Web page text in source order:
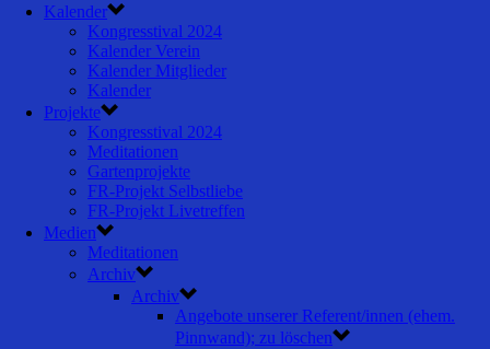
Kalender
Kongresstival 2024
Kalender Verein
Kalender Mitglieder
Kalender
Projekte
Kongresstival 2024
Meditationen
Gartenprojekte
FR-Projekt Selbstliebe
FR-Projekt Livetreffen
Medien
Meditationen
Archiv
Archiv
Angebote unserer Referent/innen (ehem.
Pinnwand); zu löschen